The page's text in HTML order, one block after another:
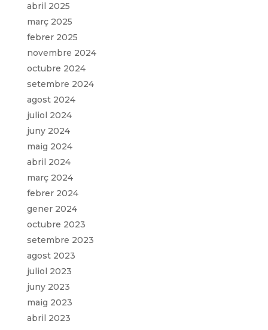
abril 2025
març 2025
febrer 2025
novembre 2024
octubre 2024
setembre 2024
agost 2024
juliol 2024
juny 2024
maig 2024
abril 2024
març 2024
febrer 2024
gener 2024
octubre 2023
setembre 2023
agost 2023
juliol 2023
juny 2023
maig 2023
abril 2023